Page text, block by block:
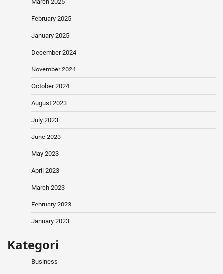
March 2025
February 2025
January 2025
December 2024
November 2024
October 2024
August 2023
July 2023
June 2023
May 2023
April 2023
March 2023
February 2023
January 2023
Kategori
Business